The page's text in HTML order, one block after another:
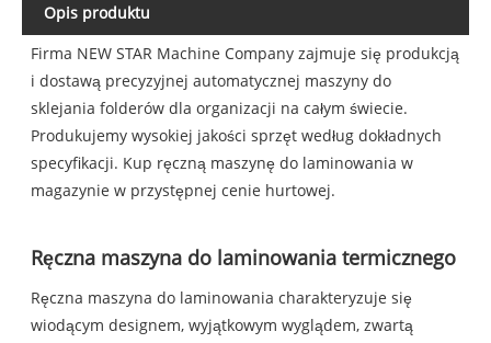
Opis produktu
Firma NEW STAR Machine Company zajmuje się produkcją
i dostawą precyzyjnej automatycznej maszyny do
sklejania folderów dla organizacji na całym świecie.
Produkujemy wysokiej jakości sprzęt według dokładnych
specyfikacji. Kup ręczną maszynę do laminowania w
magazynie w przystępnej cenie hurtowej.
Ręczna maszyna do laminowania termicznego
Ręczna maszyna do laminowania charakteryzuje się
wiodącym designem, wyjątkowym wyglądem, zwartą